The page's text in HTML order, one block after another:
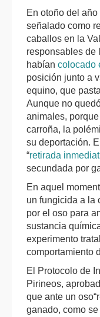
En otoño del
señalado como
caballos en la
responsables de
habían colocado
posición junto a
equino, que
Aunque no
animales,
carroña, la
su deportación.
“retirada
secundada por
En aquel
un fungicida a la
por el oso para
sustancia
experimento
comportamiento
El Protocolo de
Pirineos,
que ante un
ganado, como